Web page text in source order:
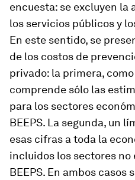
encuesta: se excluyen la
los servicios públicos y
En este sentido, se
de los costos de
privado: la primera,
comprende sólo las
para los sectores
BEEPS. La segunda, un
esas cifras a toda la
incluidos los sectores no
BEEPS. En ambos casos